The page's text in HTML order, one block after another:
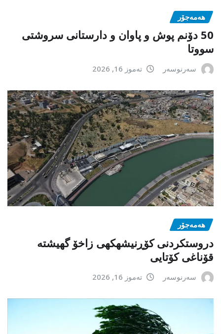
هەمەجۆر
50 دۆنم پوش و پاوان و دارستانی سروشتی
سووتا
سەرنوسەر تەموز 16, 2026
هەمەجۆر
دروستکردنی کۆڕنیشهكهی زاخۆ گهیشته
قۆناغی کۆتایی
سەرنوسەر تەموز 16, 2026